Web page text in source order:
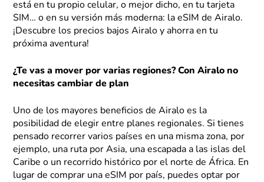
está en tu propio celular, o mejor dicho, en tu tarjeta
SIM… o en su versión más moderna: la eSIM de Airalo.
¡Descubre los precios bajos Airalo y ahorra en tu
próxima aventura!
¿Te vas a mover por varias regiones? Con Airalo no
necesitas cambiar de plan
Uno de los mayores beneficios de Airalo es la
posibilidad de elegir entre planes regionales. Si tienes
pensado recorrer varios países en una misma zona, por
ejemplo, una ruta por Asia, una escapada a las islas del
Caribe o un recorrido histórico por el norte de África. En
lugar de comprar una eSIM por país, puedes optar por